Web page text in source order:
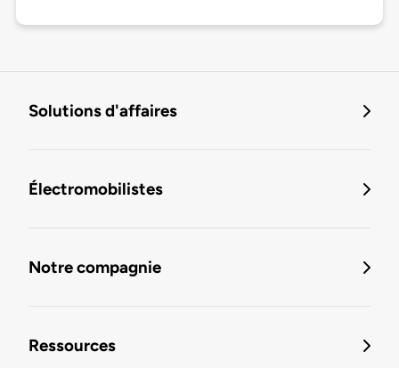
Solutions d'affaires
Électromobilistes
Notre compagnie
Ressources